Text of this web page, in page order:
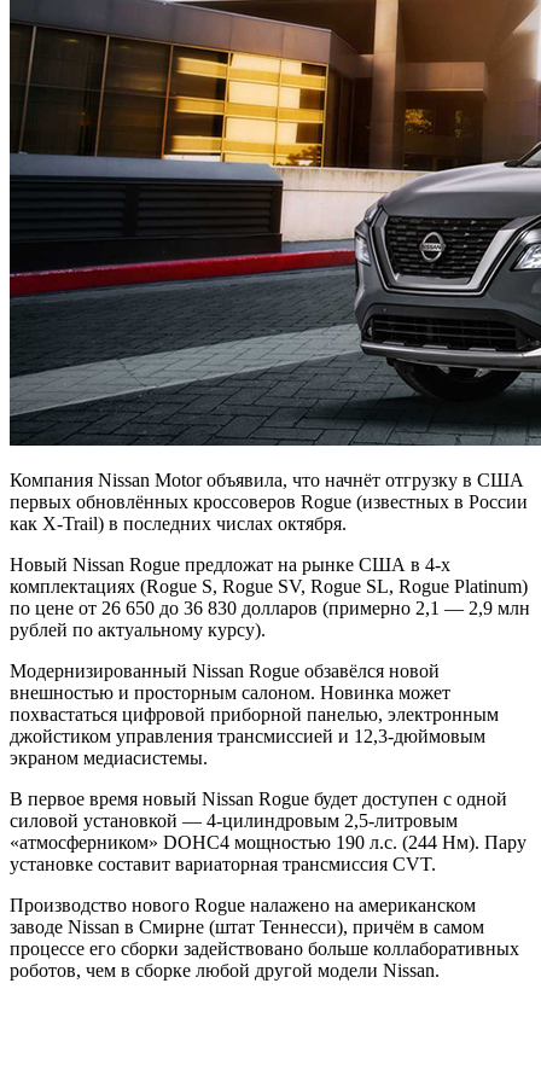
Компания Nissan Motor объявила, что начнёт отгрузку в США
первых обновлённых кроссоверов Rogue (известных в России
как X-Trail) в последних числах октября.
Новый Nissan Rogue предложат на рынке США в 4-х
комплектациях (Rogue S, Rogue SV, Rogue SL, Rogue Platinum)
по цене от 26 650 до 36 830 долларов (примерно 2,1 — 2,9 млн
рублей по актуальному курсу).
Модернизированный Nissan Rogue обзавёлся новой
внешностью и просторным салоном. Новинка может
похвастаться цифровой приборной панелью, электронным
джойстиком управления трансмиссией и 12,3-дюймовым
экраном медиасистемы.
В первое время новый Nissan Rogue будет доступен с одной
силовой установкой — 4-цилиндровым 2,5-литровым
«атмосферником» DOHC4 мощностью 190 л.с. (244 Нм). Пару
установке составит вариаторная трансмиссия CVT.
Производство нового Rogue налажено на американском
заводе Nissan в Смирне (штат Теннесси), причём в самом
процессе его сборки задействовано больше коллаборативных
роботов, чем в сборке любой другой модели Nissan.